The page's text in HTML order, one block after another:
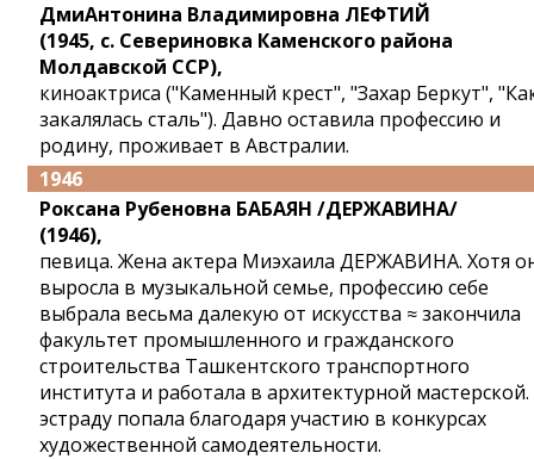
ДмиАнтонина Владимировна ЛЕФТИЙ
(1945, с. Севериновка Каменского района
Молдавской ССР),
киноактриса ("Каменный крест", "Захар Беркут",
закалялась сталь"). Давно оставила профессию и
родину, проживает в Австралии.
1946
Роксана Рубеновна БАБАЯН /ДЕРЖАВИНА/
(1946),
певица. Жена актера Миэхаила ДЕРЖАВИНА. Хотя
выросла в музыкальной семье, профессию себе
выбрала весьма далекую от искусства ≈ закончила
факультет промышленного и гражданского
строительства Ташкентского транспортного
института и работала в архитектурной
эстраду попала благодаря участию в конкурсах
художественной самодеятельности.